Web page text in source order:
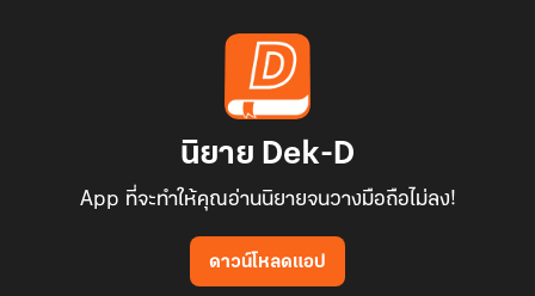
นิยาย Dek-D
App ที่จะทำให้คุณอ่านนิยายจนวางมือถือไม่ลง!
ดาวน์โหลดแอป